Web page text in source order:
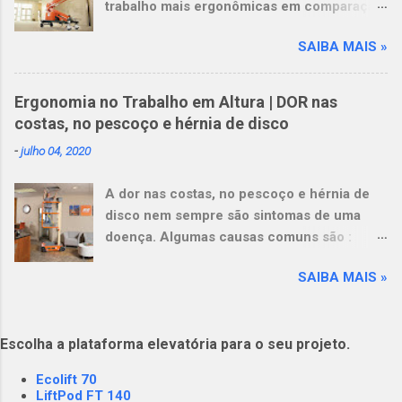
superfícies planas. (118.363-0 / I2)
trabalho mais ergonômicas em comparação
ferramentas e materiais : A capacidade da
plataforma de 249 kg (550 lb) aumenta a
produtividade e reduz a fadiga do operador.
Opere em pisos delicados : Seu design leve,
em combinação com baixa pressão sobre o
carga. View this post on Instagram A post
shared by Plataformas Elevatórias NEST
(@nestrental)
SAIBA MAIS »
Ergonomia no Trabalho em Altura | DOR nas
costas, no pescoço e hérnia de disco
-julho 04, 2020
A dor nas costas, no pescoço e hérnia de
disco nem sempre são sintomas de uma
doença. Algumas causas comuns são :
em excesso no lazer ou trabalho a
posição desconfortável uso de uma base
escadas e andaimes)
SAIBA MAIS »
Escolha a plataforma elevatória para o seu projeto.
Ecolift 70
LiftPod FT 140